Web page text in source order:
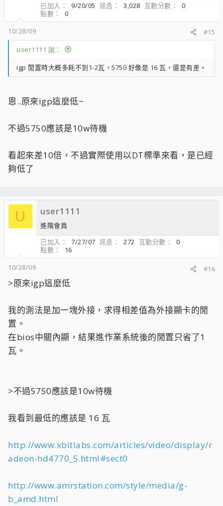
已加入
9/20/05 訊息 3,028 互動分數
0
點數
0
10/28/09
#15
user1111 說：
igp 閒置時大概多耗不到1-2瓦，5750 好像是 16 瓦，還是有差。
恩..原來igp這麼低~
不過5750應該是10w待機
看起來差10倍，不過實際使用以DT標準來看，是已經
夠低了
U user1111
進階會員
已加入
7/27/07 訊息 272 互動分數
0
點數
16
10/28/09
#16
>原來igp這麼低
我的測法是加一塊外接，求得相差值為外接顯卡的閒
置。
在bios中關內顯，結果進作業系統後的閒置只省了1
瓦。
>不過5750應該是10w待機
我看到最低的應該是 16 瓦
http://www.xbitlabs.com/articles/video/display/r
adeon-hd4770_5.html#sect0
http://www.amrstation.com/style/media/g-
b_amd.html